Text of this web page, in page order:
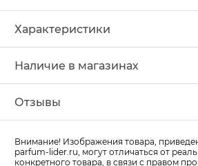
Характеристики
Наличие в магазинах
Отзывы
Внимание! Изображения товара,
parfum-lider.ru, могут отличаться от
конкретного товара, в связи с правом